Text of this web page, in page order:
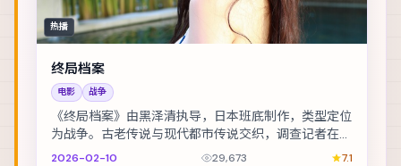
热播
终局档案
电影 战争
《终局档案》由黑泽清执导，日本班底制作，类型定位
为战争。古老传说与现代都市传说交织，调查记者在追
稿途中身陷险境。主演包括菅田将晖、李光洁、秦昊 ...
2026-02-10 29,673 7.1